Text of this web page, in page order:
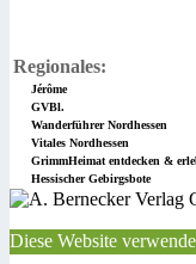
Regionales:
Jérôme
GVBl.
Wanderführer Nordhessen
Vitales Nordhessen
GrimmHeimat entdecken &
Hessischer Gebirgsbote
Diese Website